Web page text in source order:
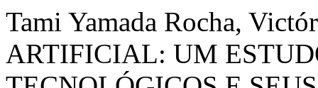
Tami Yamada Rocha,
ARTIFICIAL: UM